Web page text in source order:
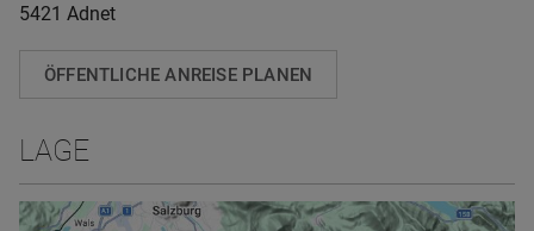
5421 Adnet
ÖFFENTLICHE ANREISE PLANEN
LAGE